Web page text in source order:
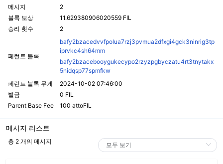
메시지
2
블록 보상
11.629380906020559 FIL
승리 횟수
2
페런트 블록
bafy2bzacedvvfpolua7rzj3pvmua2dfxgi4gck3ninrig3tp
iprvkc4sh64mm
bafy2bzacebooygukecypo2rzyzpgbyczatu4rt3tnytakx
5nidqsp77spmfkw
페런트 블록 무게
2024-10-02 07:46:00
벌금
0 FIL
Parent Base Fee
100 attoFIL
메시지 리스트
총 2 개의 메시지